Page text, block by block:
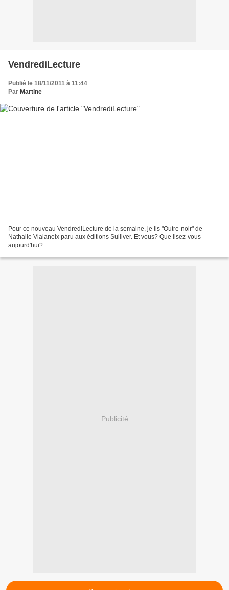
VendrediLecture
Publié le 18/11/2011 à 11:44
Par Martine
Pour ce nouveau VendrediLecture de la semaine, je lis "Outre-noir" de
Nathalie Vialaneix paru aux éditions Sulliver. Et vous? Que lisez-vous
aujourd'hui?
Publicité